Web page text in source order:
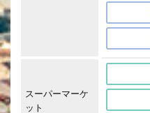
スーパーマーケ
ット